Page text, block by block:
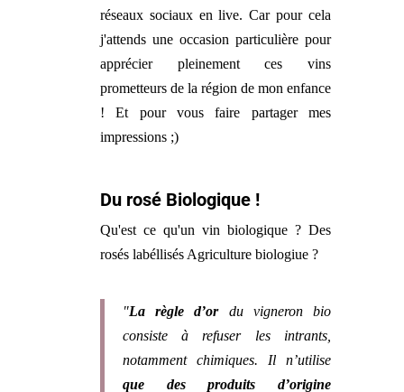
réseaux sociaux en live. Car pour cela
j'attends une occasion particulière pour
apprécier pleinement ces vins
prometteurs de la région de mon enfance
! Et pour vous faire partager mes
impressions ;)
Du rosé Biologique !
Qu'est ce qu'un vin biologique ? Des
rosés labéllisés Agriculture biologiue ?
"La règle d’ordu vigneron bio
consiste à refuser les intrants,
notamment chimiques. Il n’utilise
que des produits d’origine